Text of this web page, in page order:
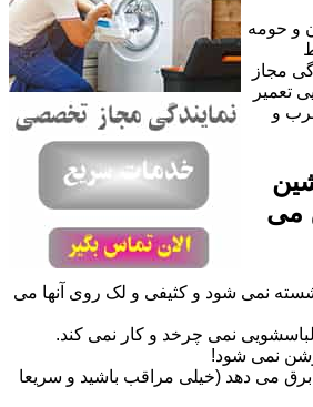
و حومه
مجاز
تعمیر
و
می
نمی شود و کثیفی و لک روی آنها می
نمی چرخد و کار نمی کند.
نمی شود!
می دهد (خیلی مراقب باشید و سریعا